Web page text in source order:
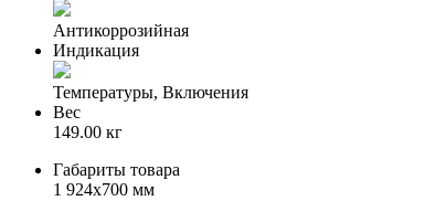
Антикоррозийная
Индикация
Температуры, Включения
Вес
149.00 кг
Габариты товара
1 924x700 мм